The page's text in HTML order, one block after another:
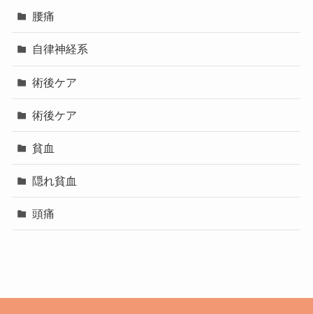
腰痛
自律神経系
術後ケア
術後ケア
貧血
隠れ貧血
頭痛